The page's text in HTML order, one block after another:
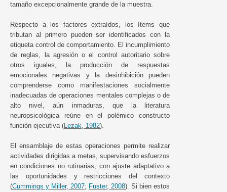
tamaño excepcionalmente grande de la muestra.
Respecto a los factores extraídos, los ítems que
tributan al primero pueden ser identificados con la
etiqueta control de comportamiento. El incumplimiento
de reglas, la agresión o el control autoritario sobre
otros iguales, la producción de respuestas
emocionales negativas y la desinhibición pueden
comprenderse como manifestaciones socialmente
inadecuadas de operaciones mentales complejas o de
alto nivel, aún inmaduras, que la literatura
neuropsicológica reúne en el polémico constructo
función ejecutiva (Lezak, 1982).
El ensamblaje de estas operaciones permite realizar
actividades dirigidas a metas, supervisando esfuerzos
en condiciones no rutinarias, con ajuste adaptativo a
las oportunidades y restricciones del contexto
(Cummings y Miller, 2007; Fuster, 2008). Si bien estos